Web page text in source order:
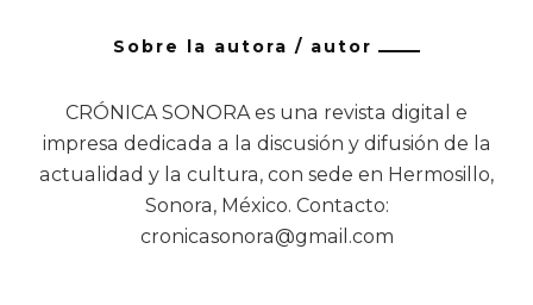
Sobre la autora / autor
CRÓNICA SONORA es una revista digital e
impresa dedicada a la discusión y difusión de la
actualidad y la cultura, con sede en Hermosillo,
Sonora, México. Contacto:
cronicasonora@gmail.com